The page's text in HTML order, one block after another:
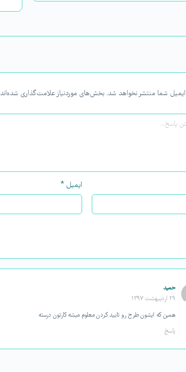
ایمیل شما منتشر نخواهد شد. بخش‌های موردنیاز علامت‌گذاری شده‌اند
ایمیل *
حمید
۲۹ اردیبهشت ۱۳۹۷
همین که ایشون طرح رو تایید کردن معلوم میشه کارتون درسته
پاسخ